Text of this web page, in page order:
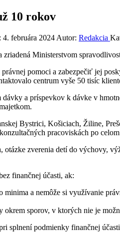
10 rokov
4. februára 2024 Autor: Redakcia
Ministerstvom
pomoci a zabezpečiť jej
centrum vyše 50 tisíc
a príspevkov k dávke v
Bystrici, Košiciach, Žiline,
pracoviskách po
zverenia detí do výchovy,
finančnej účasti, ak:
minima a nemôže si využívanie
okrem sporov, v ktorých nie je
splnení podmienky finančnej